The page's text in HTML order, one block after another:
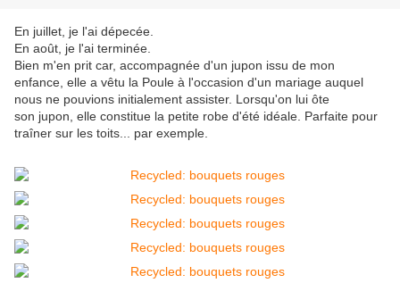
En juillet, je l'ai dépecée.
En août, je l'ai terminée.
Bien m'en prit car, accompagnée d'un jupon issu de mon
enfance, elle a vêtu la Poule à l'occasion d'un mariage auquel
nous ne pouvions initialement assister. Lorsqu'on lui ôte
son jupon, elle constitue la petite robe d'été idéale. Parfaite pour
traîner sur les toits... par exemple.